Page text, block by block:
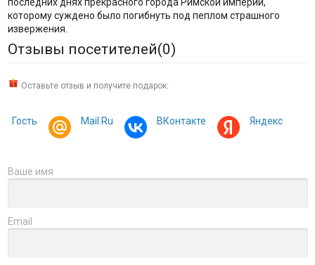
последних днях прекрасного города Римской империи,
которому суждено было погибнуть под пеплом страшного
извержения.
Отзывы посетителей(0)
Оставьте отзыв и получите подарок:
Гость Mail.Ru ВКонтакте Яндекс
Ваше имя
Email